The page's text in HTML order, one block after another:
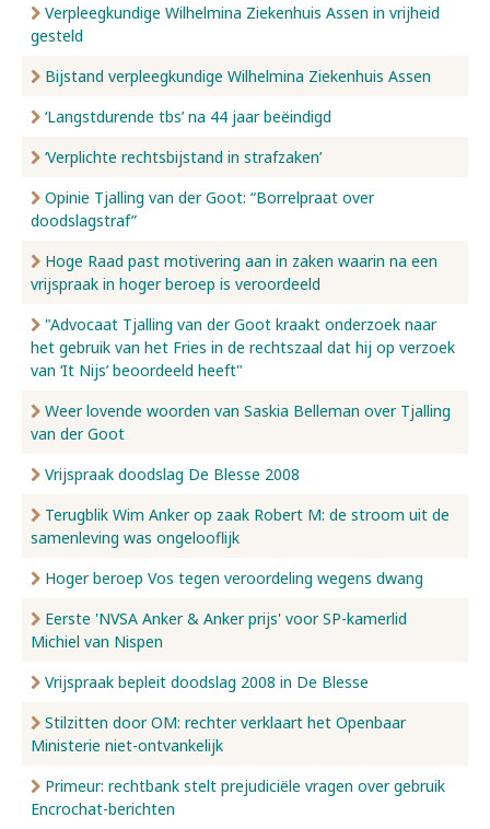
Verpleegkundige Wilhelmina Ziekenhuis Assen in vrijheid
gesteld
Bijstand verpleegkundige Wilhelmina Ziekenhuis Assen
‘Langstdurende tbs’ na 44 jaar beëindigd
‘Verplichte rechtsbijstand in strafzaken’
Opinie Tjalling van der Goot: “Borrelpraat over
doodslagstraf”
Hoge Raad past motivering aan in zaken waarin na een
vrijspraak in hoger beroep is veroordeeld
"Advocaat Tjalling van der Goot kraakt onderzoek naar
het gebruik van het Fries in de rechtszaal dat hij op verzoek
van ‘It Nijs’ beoordeeld heeft"
Weer lovende woorden van Saskia Belleman over Tjalling
van der Goot
Vrijspraak doodslag De Blesse 2008
Terugblik Wim Anker op zaak Robert M: de stroom uit de
samenleving was ongelooflijk
Hoger beroep Vos tegen veroordeling wegens dwang
Eerste 'NVSA Anker & Anker prijs' voor SP-kamerlid
Michiel van Nispen
Vrijspraak bepleit doodslag 2008 in De Blesse
Stilzitten door OM: rechter verklaart het Openbaar
Ministerie niet-ontvankelijk
Primeur: rechtbank stelt prejudiciële vragen over gebruik
Encrochat-berichten